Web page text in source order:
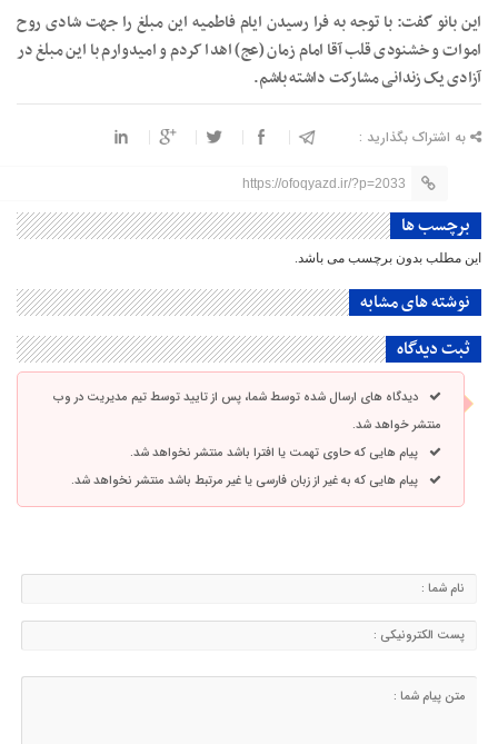
این بانو گفت: با توجه به فرا رسیدن ایام فاطمیه این مبلغ را جهت شادی روح
اموات و خشنودی قلب آقا امام زمان (عج) اهدا کردم و امیدوارم با این مبلغ در
آزادی یک زندانی مشارکت داشته باشم.
به اشتراک بگذارید :
https://ofoqyazd.ir/?p=2033
برچسب ها
این مطلب بدون برچسب می باشد.
نوشته های مشابه
ثبت دیدگاه
دیدگاه های ارسال شده توسط شما، پس از تایید توسط تیم مدیریت در وب
منتشر خواهد شد.
پیام هایی که حاوی تهمت یا افترا باشد منتشر نخواهد شد.
پیام هایی که به غیر از زبان فارسی یا غیر مرتبط باشد منتشر نخواهد شد.